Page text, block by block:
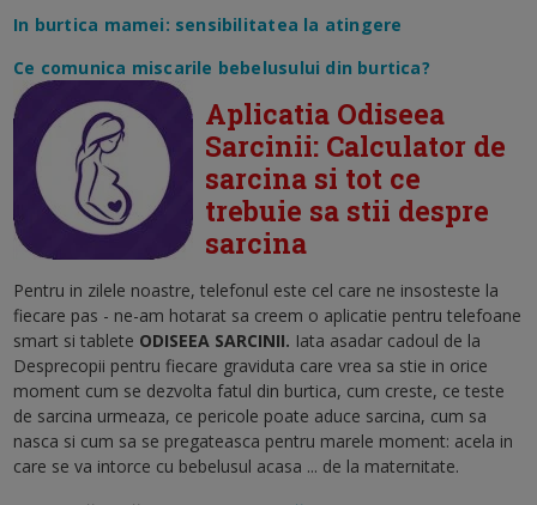
In burtica mamei: sensibilitatea la atingere
Ce comunica miscarile bebelusului din burtica?
Aplicatia Odiseea
Sarcinii: Calculator de
sarcina si tot ce
trebuie sa stii despre
sarcina
Pentru in zilele noastre, telefonul este cel care ne insosteste la
fiecare pas - ne-am hotarat sa creem o aplicatie pentru telefoane
smart si tablete ODISEEA SARCINII. Iata asadar cadoul de la
Desprecopii pentru fiecare graviduta care vrea sa stie in orice
moment cum se dezvolta fatul din burtica, cum creste, ce teste
de sarcina urmeaza, ce pericole poate aduce sarcina, cum sa
nasca si cum sa se pregateasca pentru marele moment: acela in
care se va intorce cu bebelusul acasa ... de la maternitate.